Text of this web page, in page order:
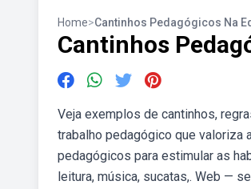
Home>Cantinhos Pedagógicos Na
Cantinhos
Veja exemplos de cantinhos,
trabalho pedagógico que valoriza
pedagógicos para estimular as
leitura, música, sucatas,. Web —